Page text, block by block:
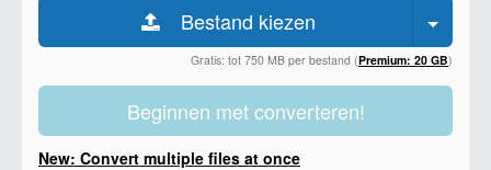
Bestand kiezen
Gratis: tot 750 MB per bestand (Premium: 20 GB)
Beginnen met converteren!
New: Convert multiple files at once